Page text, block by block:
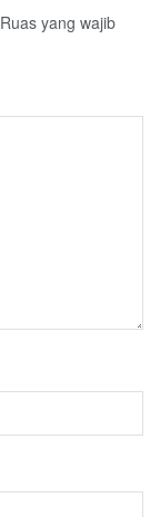
Ruas yang wajib